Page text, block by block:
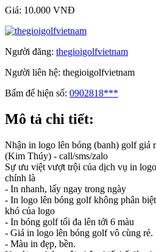
Giá: 10.000 VNĐ
Người đăng: thegioigolfvietnam
Người liên hệ: thegioigolfvietnam
Bấm để hiện số: 0902818***
Mô tả chi tiết:
Nhận in logo lên bóng (banh) golf giá
(Kim Thúy) - call/sms/zalo
Sự ưu việt vượt trội của dịch vụ in
chính là
- In nhanh, lấy ngay trong ngày
- In logo lên bóng golf không phân
khó của logo
- In bóng golf tối đa lên tới 6 màu
- Giá in logo lên bóng golf vô cùng rẻ.
- Màu in đẹp, bền.